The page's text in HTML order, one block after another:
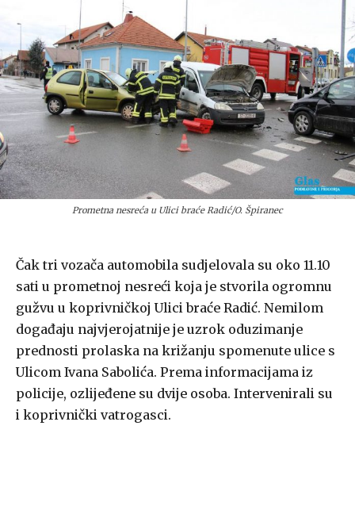
Prometna nesreća u Ulici braće Radić/O. Špiranec
Čak tri vozača automobila sudjelovala su oko 11.10
sati u prometnoj nesreći koja je stvorila ogromnu
gužvu u koprivničkoj Ulici braće Radić. Nemilom
događaju najvjerojatnije je uzrok oduzimanje
prednosti prolaska na križanju spomenute ulice s
Ulicom Ivana Sabolića. Prema informacijama iz
policije, ozlijeđene su dvije osoba. Intervenirali su
i koprivnički vatrogasci.